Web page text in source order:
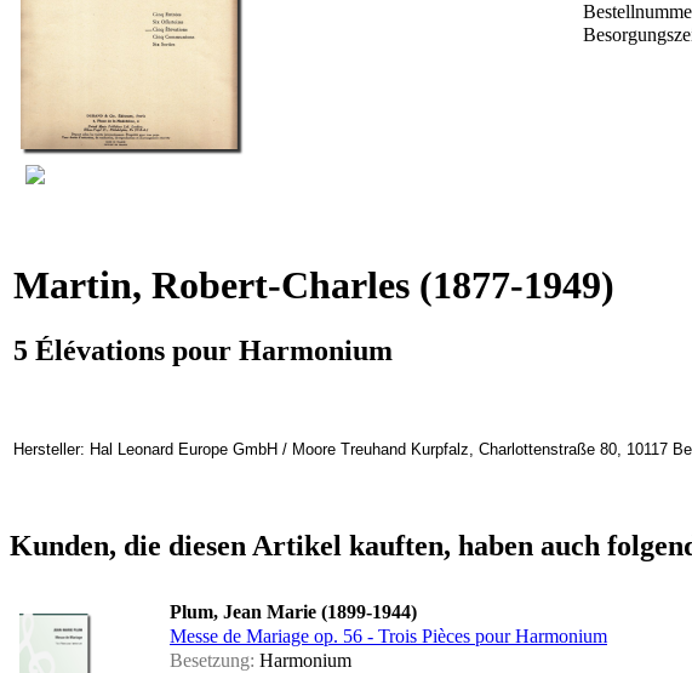
Martin, Robert-Charles (1877-1949)
5 Élévations pour Harmonium
Hersteller: Hal Leonard Europe GmbH / Moore Treuhand Kurpfalz, Charlottenstraße 80, 10117
Kunden, die diesen Artikel kauften, haben auch
Plum, Jean Marie (1899-1944)
Messe de Mariage op. 56 - Trois Pièces pour Harmonium
Besetzung: Harmonium